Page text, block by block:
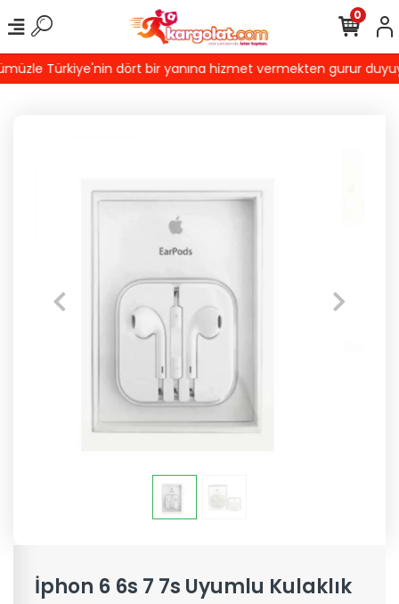
Türkiye'nin dört bir yanına hizmet vermekten gurur
0
İphon 6 6s 7 7s Uyumlu Kulaklık